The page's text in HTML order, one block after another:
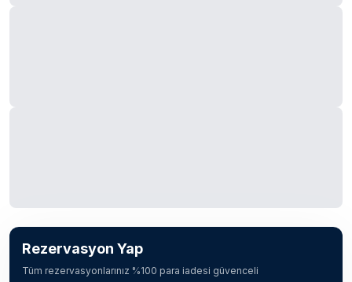
Rezervasyon Yap
Tüm rezervasyonlarınız %100 para iadesi güvenceli